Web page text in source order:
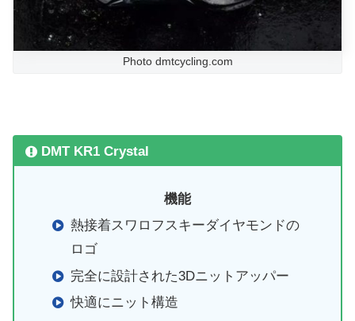
Photo dmtcycling.com
DMT KR1 Crystal
機能
熱接着スワロフスキーダイヤモンドの
ロゴ
完全に設計された3Dニットアッパー
快適にニット構造